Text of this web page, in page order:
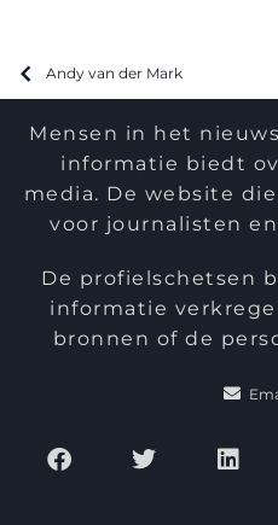
Andy van der Mark
Mensen in het
informatie biedt
media. De website
voor journalisten
De profielschetsen
informatie
bronnen of de